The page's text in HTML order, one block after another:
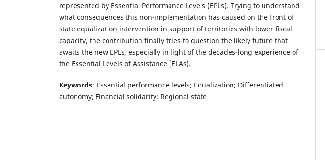
represented by Essential Performance Levels (EPLs). Trying to understand
what consequences this non-implementation has caused on the front of
state equalization intervention in support of territories with lower fiscal
capacity, the contribution finally tries to question the likely future that
awaits the new EPLs, especially in light of the decades-long experience of
the Essential Levels of Assistance (ELAs).
Keywords: Essential performance levels; Equalization; Differentiated
autonomy; Financial solidarity; Regional state